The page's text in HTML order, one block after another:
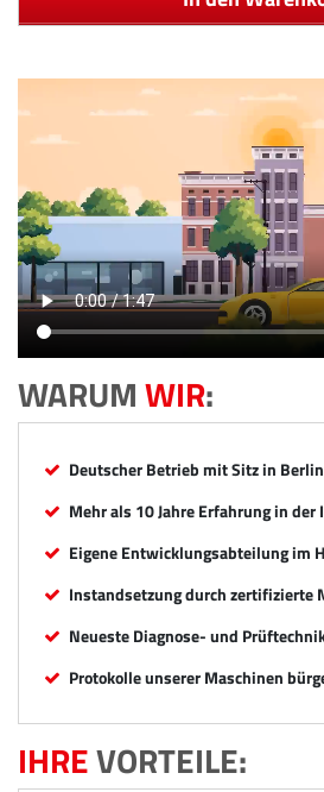
WARUMWIR:
Deutscher Betrieb mit Sitz in Berlin
Mehr als 10 Jahre Erfahrung in
Eigene Entwicklungsabteilung im
Instandsetzung durch zertifizierte
Neueste Diagnose- und
Protokolle unserer Maschinen
IHREVORTEILE: